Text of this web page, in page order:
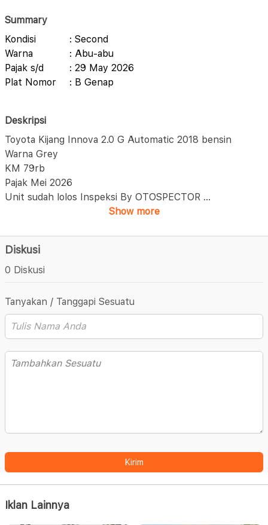
Summary
Kondisi
: Second
Warna
: Abu-abu
Pajak s/d
: 29 May 2026
Plat Nomor
: B Genap
Deskripsi
Toyota Kijang Innova 2.0 G Automatic 2018 bensin
Warna Grey
KM 79rb
Pajak Mei 2026
Unit sudah lolos Inspeksi By OTOSPECTOR ...
Show more
Diskusi
0 Diskusi
Tanyakan / Tanggapi Sesuatu
Kirim
Iklan Lainnya